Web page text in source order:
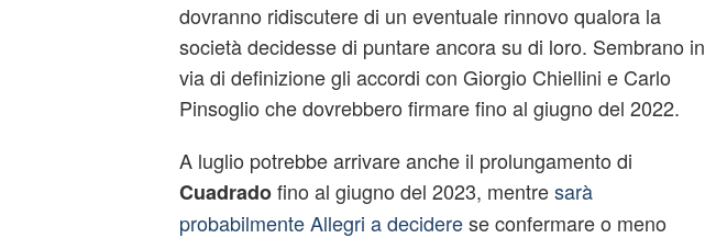
dovranno ridiscutere di un eventuale rinnovo qualora la
società decidesse di puntare ancora su di loro. Sembrano in
via di definizione gli accordi con Giorgio Chiellini e Carlo
Pinsoglio che dovrebbero firmare fino al giugno del 2022.
A luglio potrebbe arrivare anche il prolungamento di
Cuadradofino al giugno del 2023, mentresarà
probabilmente Allegri a deciderese confermare o meno